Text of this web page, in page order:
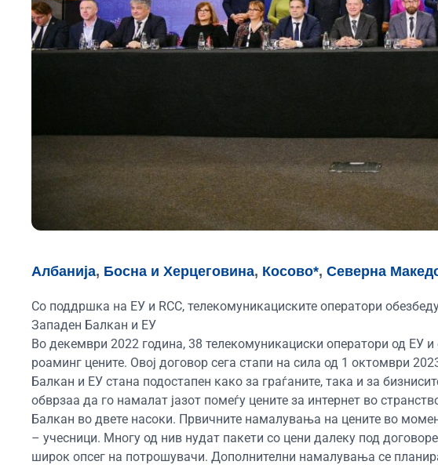
Албанија, Босна и Херцеговина, Косово*, Северна
Со поддршка на ЕУ и RCC, телекомуникациските оператори
Западен Балкан и ЕУ
Во декември 2022 година, 38 телекомуникациски оператори од ЕУ
роаминг цените. Овој договор сега стапи на сила од 1 октомври
Балкан и ЕУ стана подостапен како за граѓаните, така и за
обврзаа да го намалат јазот помеѓу цените за интернет во
Балкан во двете насоки. Првичните намалувања на цените во
– учесници. Многу од нив нудат пакети со цени далеку под
широк опсег на потрошувачи. Дополнителни намалувања се